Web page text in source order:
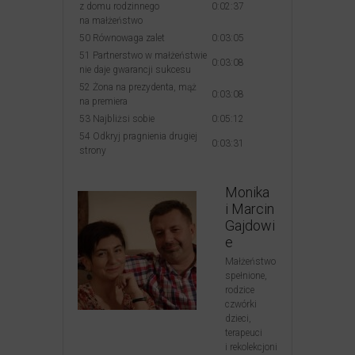
z domu rodzinnego
na małżeństwo
0:02:37
50 Równowaga zalet
0:03:05
51 Partnerstwo w małżeństwie
nie daje gwarancji sukcesu
0:03:08
52 Żona na prezydenta, mąż
na premiera
0:03:08
53 Najbliżsi sobie
0:05:12
54 Odkryj pragnienia drugiej
strony
0:03:31
Monika
i Marcin
Gajdowi
e
Małżeństwo
spełnione,
rodzice
czwórki
dzieci,
terapeuci
i rekolekcjoni